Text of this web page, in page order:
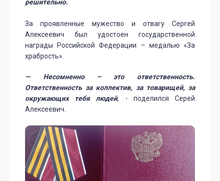
решительно.
За проявленные мужество и отвагу Сергей
Алексеевич был удостоен государственной
награды Российской Федерации – медалью «За
храбрость».
— Несомненно – это ответственность.
Ответственность за коллектив, за товарищей, за
окружающих тебя людей, - поделился Серей
Алексеевич.